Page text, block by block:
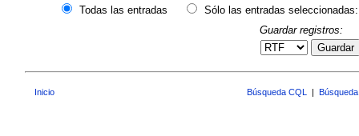
Todas las entradas
Sólo las entradas seleccionadas:
Guardar registros:
Guardar
Inicio Búsqueda CQL